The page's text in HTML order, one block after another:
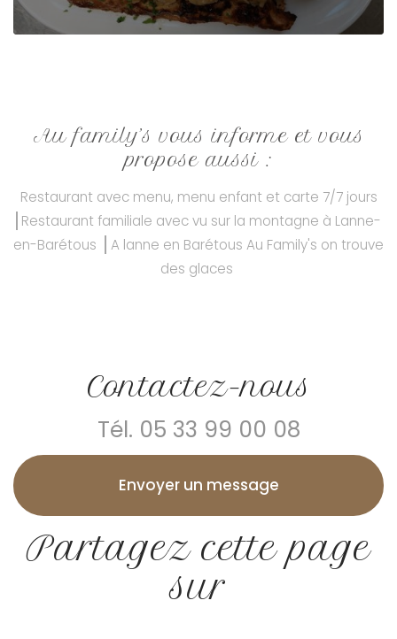
Au family’s vous informe et vous
propose aussi :
Restaurant avec menu, menu enfant et carte 7/7 jours
Restaurant familiale avec vu sur la montagne à Lanne-
en-Barétous
A lanne en Barétous Au Family's on trouve
des glaces
Contactez-nous
Tél. 05 33 99 00 08
Envoyer un message
Partagez cette page
sur